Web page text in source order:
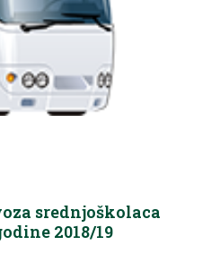
srednjoškolaca
2018/19